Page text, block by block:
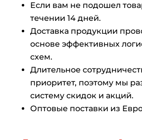
Если вам не подошел
течении 14 дней.
Доставка продукции
основе эффективных
схем.
Длительное
приоритет, поэтому мы
систему скидок и акций.
Оптовые поставки из